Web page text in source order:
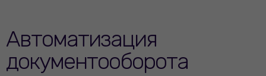
Автоматизация
документооборота